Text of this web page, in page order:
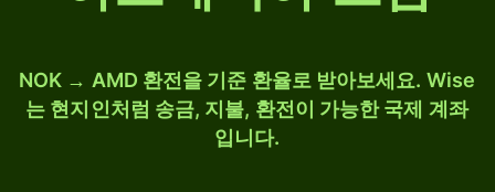
NOK → AMD 환전을 기준 환율로 받아보세요. Wise
는 현지인처럼 송금, 지불, 환전이 가능한 국제 계좌
입니다.